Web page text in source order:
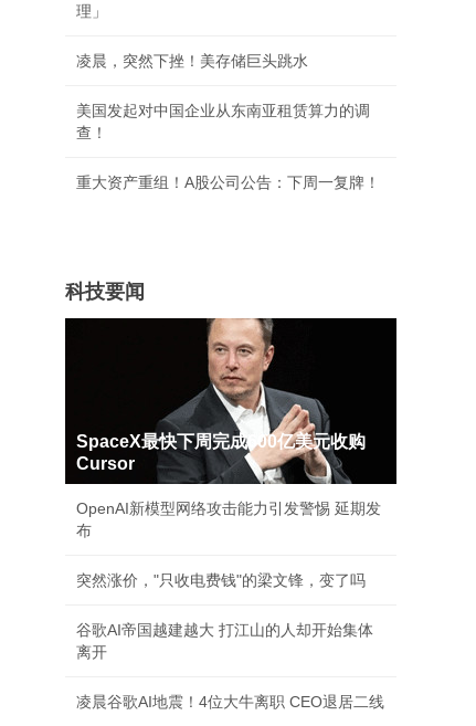
理」
凌晨，突然下挫！美存储巨头跳水
美国发起对中国企业从东南亚租赁算力的调
查！
重大资产重组！A股公司公告：下周一复牌！
科技要闻
SpaceX最快下周完成600亿美元收购
Cursor
OpenAI新模型网络攻击能力引发警惕 延期发
布
突然涨价，"只收电费钱"的梁文锋，变了吗
谷歌AI帝国越建越大 打江山的人却开始集体
离开
凌晨谷歌AI地震！4位大牛离职 CEO退居二线